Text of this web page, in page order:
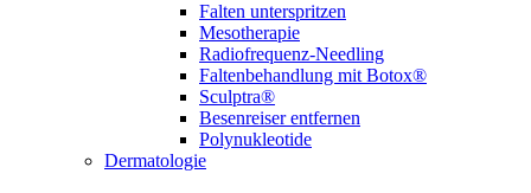
Falten unterspritzen
Mesotherapie
Radiofrequenz-Needling
Faltenbehandlung mit Botox®
Sculptra®
Besenreiser entfernen
Polynukleotide
Dermatologie